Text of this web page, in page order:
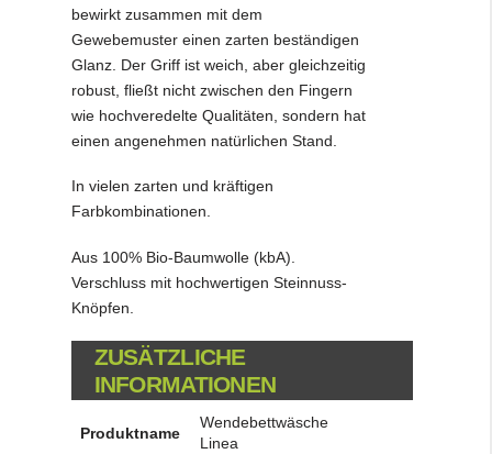
bewirkt zusammen mit dem
Gewebemuster einen zarten beständigen
Glanz. Der Griff ist weich, aber gleichzeitig
robust, fließt nicht zwischen den Fingern
wie hochveredelte Qualitäten, sondern hat
einen angenehmen natürlichen Stand.
In vielen zarten und kräftigen
Farbkombinationen.
Aus 100% Bio-Baumwolle (kbA).
Verschluss mit hochwertigen Steinnuss-
Knöpfen.
ZUSÄTZLICHE
INFORMATIONEN
Produktname
Wendebettwäsche
Linea